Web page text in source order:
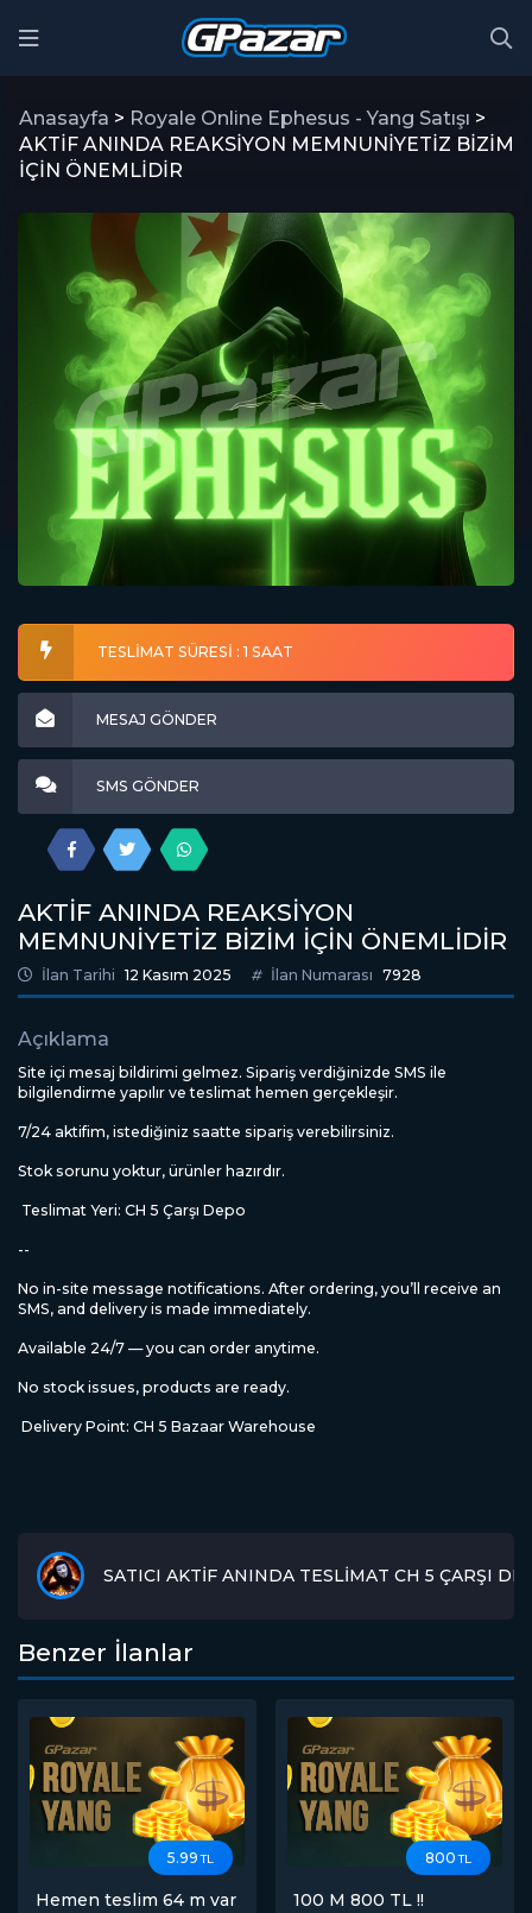
Anasayfa > Royale Online Ephesus - Yang Satışı >
AKTİF ANINDA REAKSİYON MEMNUNİYETİZ BİZİM
İÇİN ÖNEMLİDİR
TESLİMAT SÜRESİ : 1 SAAT
MESAJ GÖNDER
SMS GÖNDER
AKTİF ANINDA REAKSİYON
MEMNUNİYETİZ BİZİM İÇİN ÖNEMLİDİR
İlan Tarihi 12 Kasım 2025 İlan Numarası 7928
Açıklama
Site içi mesaj bildirimi gelmez. Sipariş verdiğinizde SMS ile
bilgilendirme yapılır ve teslimat hemen gerçekleşir.
7/24 aktifim, istediğiniz saatte sipariş verebilirsiniz.
Stok sorunu yoktur, ürünler hazırdır.
Teslimat Yeri: CH 5 Çarşı Depo
--
No in-site message notifications. After ordering, you’ll receive an
SMS, and delivery is made immediately.
Available 24/7 — you can order anytime.
No stock issues, products are ready.
Delivery Point: CH 5 Bazaar Warehouse
SATICI AKTİF ANINDA TESLİMAT CH 5 ÇARŞI
Benzer İlanlar
5.99 TL
Hemen teslim 64 m var
800 TL
100 M 800 TL !!